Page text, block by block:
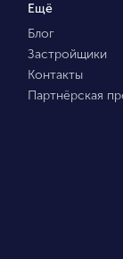
Ещё
Блог
Застройщики
Контакты
Партнёрская